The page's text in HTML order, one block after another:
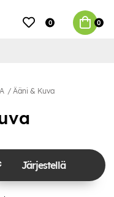
0 0
Ääni & Kuva
Järjestellä